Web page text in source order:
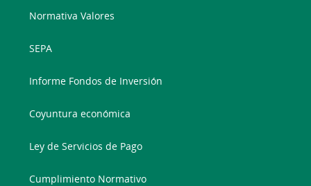
Normativa Valores
SEPA
Informe Fondos de Inversión
Coyuntura económica
Ley de Servicios de Pago
Cumplimiento Normativo